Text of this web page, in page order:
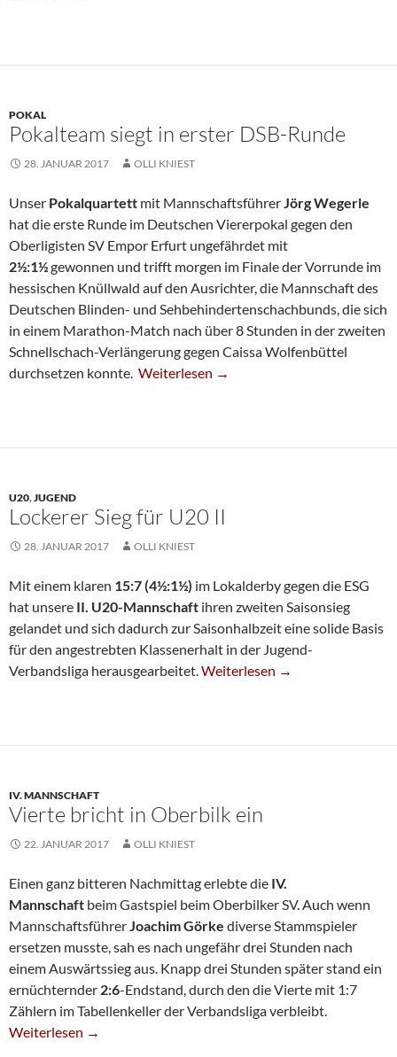
POKAL
Pokalteam siegt in erster DSB-Runde
28. JANUAR 2017 OLLI KNIEST
Unser Pokalquartett mit MannschaftsführerJörg Wegerle
hat die erste Runde im Deutschen Viererpokal gegen den
Oberligisten SV Empor Erfurt ungefährdet mit
2½:1½gewonnen und trifft morgen im Finale der Vorrunde im
hessischen Knüllwald auf den Ausrichter, die Mannschaft des
Deutschen Blinden- und Sehbehindertenschachbunds, die sich
in einem Marathon-Match nach über 8 Stunden in der zweiten
Schnellschach-Verlängerung gegen Caissa Wolfenbüttel
durchsetzen konnte. Pokalteam Siegt In Erster DSB-Runde
Weiterlesen →
U20,JUGEND
Lockerer Sieg für U20 II
28. JANUAR 2017 OLLI KNIEST
Mit einem klaren 15:7 (4½:1½) im Lokalderby gegen die ESG
hat unsere II. U20-Mannschaft ihren zweiten Saisonsieg
gelandet und sich dadurch zur Saisonhalbzeit eine solide Basis
für den angestrebten Klassenerhalt in der Jugend-
Verbandsliga herausgearbeitet.Lockerer Sieg Für U20 II
Weiterlesen →
IV. MANNSCHAFT
Vierte bricht in Oberbilk ein
22. JANUAR 2017 OLLI KNIEST
Einen ganz bitteren Nachmittag erlebte die IV.
Mannschaft beim Gastspiel beim Oberbilker SV. Auch wenn
MannschaftsführerJoachim Görke diverse Stammspieler
ersetzen musste, sah es nach ungefähr drei Stunden nach
einem Auswärtssieg aus. Knapp drei Stunden später stand ein
ernüchternder 2:6-Endstand, durch den die Vierte mit 1:7
Zählern im Tabellenkeller der Verbandsliga verbleibt.
Vierte Bricht In Oberbilk Ein
Weiterlesen →